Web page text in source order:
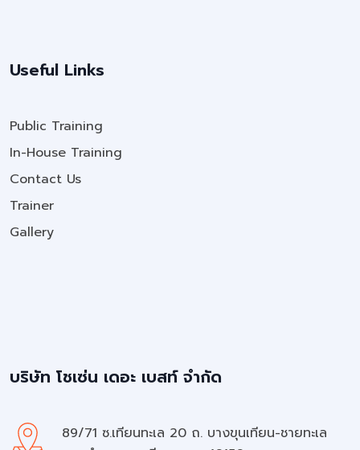
Useful Links
Public Training
In-House Training
Contact Us
Trainer
Gallery
บริษัท โชเซ่น เดอะ เบสท์ จำกัด
89/71 ซ.เทียนทะเล 20 ถ. บางขุนเทียน-ชายทะเล